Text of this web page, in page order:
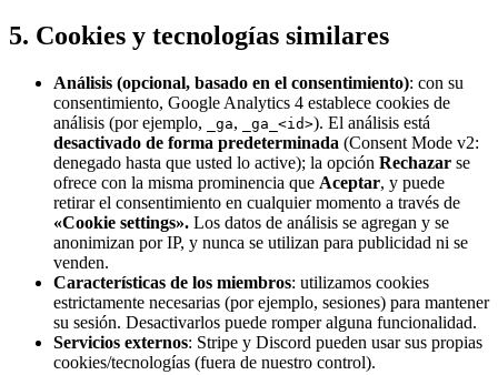
5. Cookies y tecnologías similares
Análisis (opcional, basado en el consentimiento): con su
consentimiento, Google Analytics 4 establece cookies de
análisis (por ejemplo,
_ga, _ga_<id>). El análisis está
desactivado de forma predeterminada (Consent Mode v2:
denegado hasta que usted lo active); la opción Rechazar se
ofrece con la misma prominencia que Aceptar, y puede
retirar el consentimiento en cualquier momento a través de
«Cookie settings». Los datos de análisis se agregan y se
anonimizan por IP, y nunca se utilizan para publicidad ni se
venden.
Características de los miembros: utilizamos cookies
estrictamente necesarias (por ejemplo, sesiones) para mantener
su sesión. Desactivarlos puede romper alguna funcionalidad.
Servicios externos: Stripe y Discord pueden usar sus propias
cookies/tecnologías (fuera de nuestro control).